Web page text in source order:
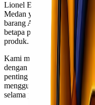
Lionel Express
Medan yang dirancang
barang Anda. Dengan
betapa pentingnya
produk.
Kami menyediakan
dengan jenis barang dan
penting atau barang berat,
menggunakan armada
selama perjalanan.